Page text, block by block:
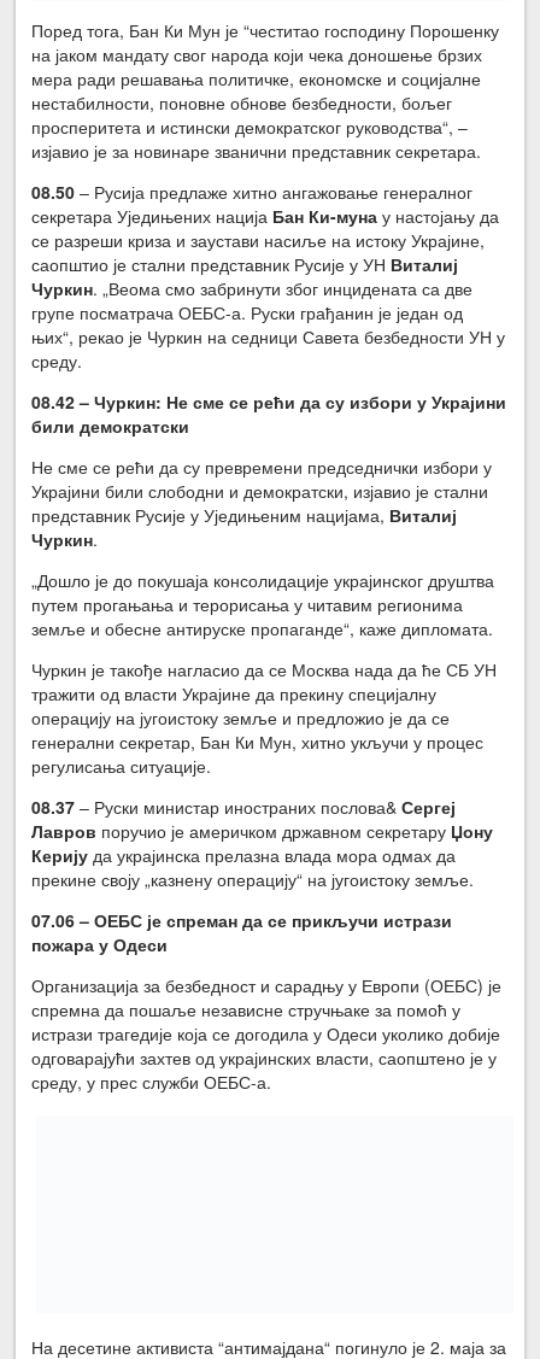
Поред тога, Бан Ки Мун је “честитао господину Порошенку
на јаком мандату свог народа који чека доношење брзих
мера ради решавања политичке, економске и социјалне
нестабилности, поновне обнове безбедности, бољег
просперитета и истински демократског руководства“, –
изјавио је за новинаре званични представник секретара.
08.50 – Русија предлаже хитно ангажовање генералног
секретара Уједињених нација Бан Ки-муна у настојању да
се разреши криза и заустави насиље на истоку Украјине,
саопштио је стални представник Русије у УН Виталиј
Чуркин. „Веома смо забринути због инцидената са две
групе посматрача ОЕБС-а. Руски грађанин је један од
њих“, рекао је Чуркин на седници Савета безбедности УН у
среду.
08.42 – Чуркин: Не сме се рећи да су избори у Украјини
били демократски
Не сме се рећи да су превремени председнички избори у
Украјини били слободни и демократски, изјавио је стални
представник Русије у Уједињеним нацијама, Виталиј
Чуркин.
„Дошло је до покушаја консолидације украјинског друштва
путем прогањања и терорисања у читавим регионима
земље и обесне антируске пропаганде“, каже дипломата.
Чуркин је такође нагласио да се Москва нада да ће СБ УН
тражити од власти Украјине да прекину специјалну
операцију на југоистоку земље и предложио је да се
генерални секретар, Бан Ки Мун, хитно укључи у процес
регулисања ситуације.
08.37 – Руски министар иностраних послова&Сергеј
Лавров поручио је америчком државном секретару Џону
Керију да украјинска прелазна влада мора одмах да
прекине своју „казнену операцију“ на југоистоку земље.
07.06 – ОЕБС је спреман да се прикључи истрази
пожара у Одеси
Организација за безбедност и сарадњу у Европи (ОЕБС) је
спремна да пошаље независне стручњаке за помоћ у
истрази трагедије која се догодила у Одеси уколико добије
одговарајући захтев од украјинских власти, саопштено је у
среду, у прес служби ОЕБС-а.
На десетине активиста “антимајдана“ погинуло је 2. маја за